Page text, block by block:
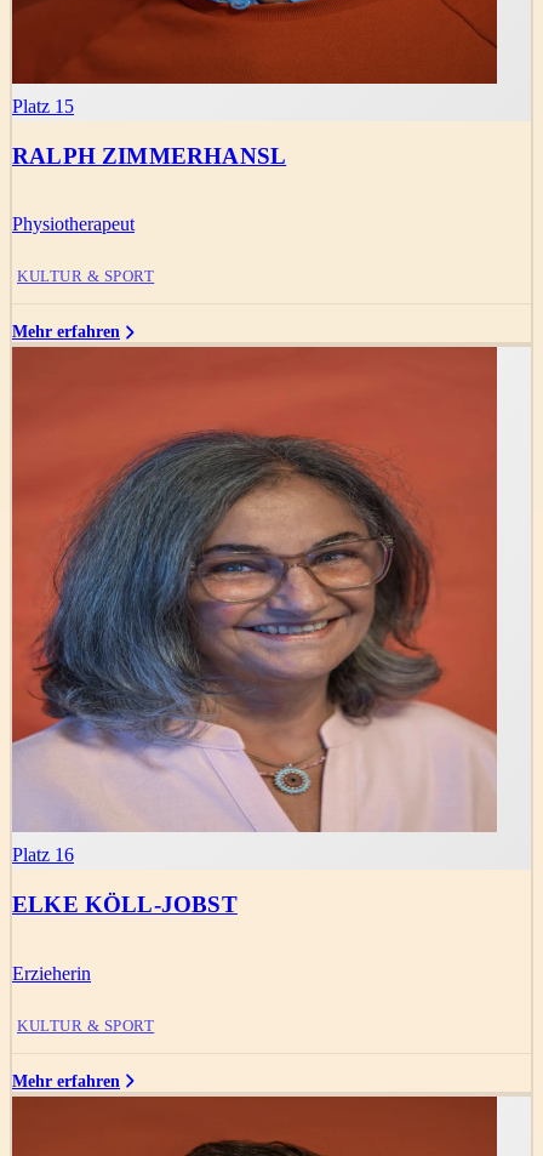
Platz 15
RALPH ZIMMERHANSL
Physiotherapeut
KULTUR & SPORT
Mehr erfahren
Platz 16
ELKE KÖLL-JOBST
Erzieherin
KULTUR & SPORT
Mehr erfahren